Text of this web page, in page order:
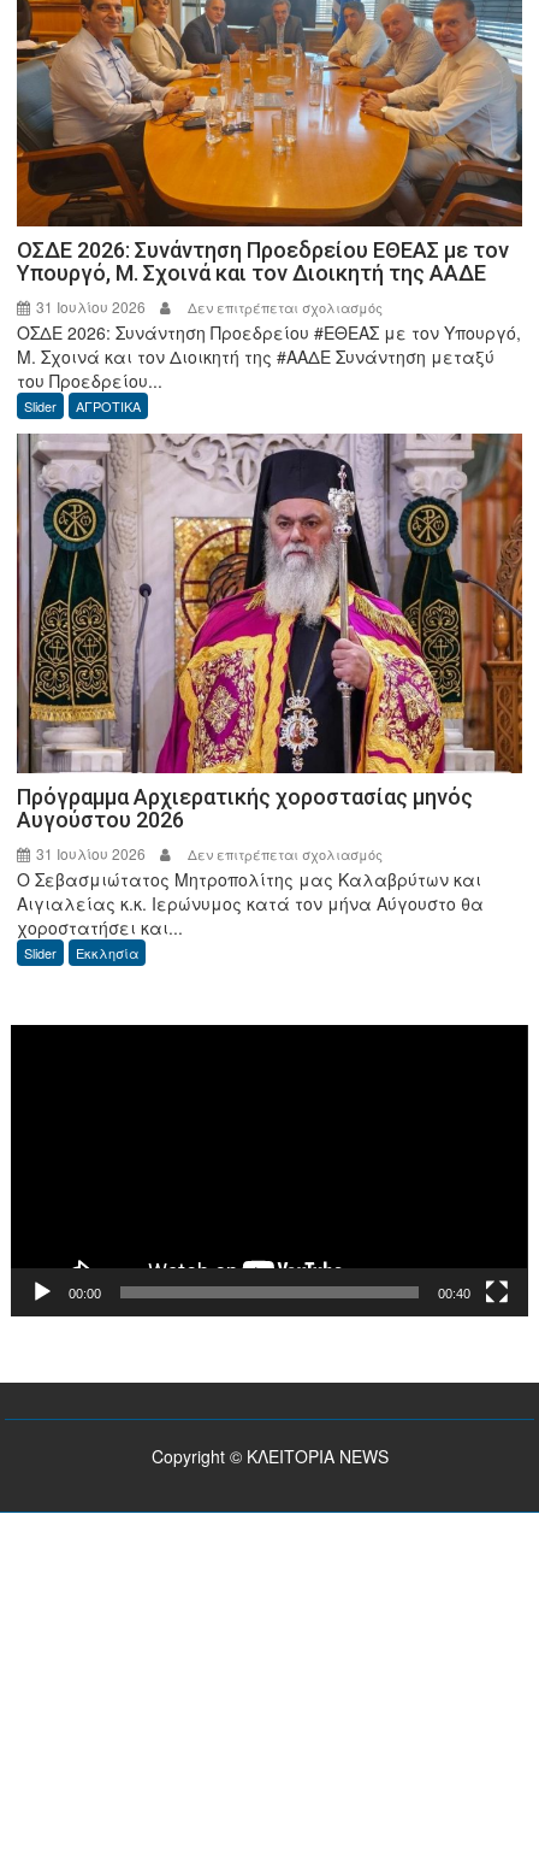
όλα
σε
προστατεύει.
ΟΣΔΕ 2026: Συνάντηση Προεδρείου ΕΘΕΑΣ με τον
Υπουργό, Μ. Σχοινά και τον Διοικητή της ΑΑΔΕ
31 Ιουλίου 2026 Δεν επιτρέπεται σχολιασμός
ΟΣΔΕ
2026:
ΕΘΕΑΣ
με
τον
Υπουργό,
Μ.
Σχοινά
και
τον
Διοικητή
της
ΑΑΔΕ
ΟΣΔΕ 2026: Συνάντηση Προεδρείου #ΕΘΕΑΣ με τον Υπουργό,
Μ. Σχοινά και τον Διοικητή της #ΑΑΔΕ Συνάντηση μεταξύ
του Προεδρείου...
Slider ΑΓΡΟΤΙΚΑ
Πρόγραμμα Αρχιερατικής χοροστασίας μηνός
Αυγούστου 2026
31 Ιουλίου 2026 Δεν επιτρέπεται σχολιασμός
Πρόγραμμα
Αρχιερατικής
Ο Σεβασμιώτατος Μητροπολίτης μας Καλαβρύτων και
Αιγιαλείας κ.κ. Ιερώνυμος κατά τον μήνα Αύγουστο θα
χοροστατήσει και...
Slider Εκκλησία
00:00 00:40
Copyright © ΚΛΕΙΤΟΡΙΑ NEWS